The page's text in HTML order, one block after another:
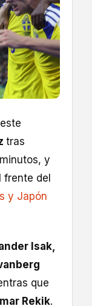
tras
y
del
y Japón
Isak,
que
Rekik.